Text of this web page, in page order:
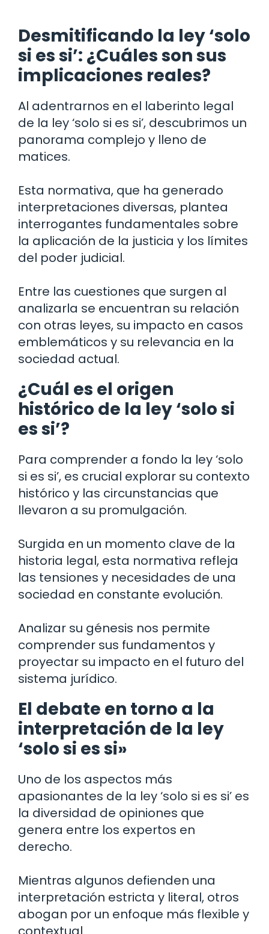
Desmitificando la ley ‘solo
si es si’: ¿Cuáles son sus
implicaciones reales?
Al adentrarnos en el laberinto legal
de la ley ‘solo si es si’, descubrimos un
panorama complejo y lleno de
matices.
Esta normativa, que ha generado
interpretaciones diversas, plantea
interrogantes fundamentales sobre
la aplicación de la justicia y los límites
del poder judicial.
Entre las cuestiones que surgen al
analizarla se encuentran su relación
con otras leyes, su impacto en casos
emblemáticos y su relevancia en la
sociedad actual.
¿Cuál es el origen
histórico de la ley ‘solo si
es si’?
Para comprender a fondo la ley ‘solo
si es si’, es crucial explorar su contexto
histórico y las circunstancias que
llevaron a su promulgación.
Surgida en un momento clave de la
historia legal, esta normativa refleja
las tensiones y necesidades de una
sociedad en constante evolución.
Analizar su génesis nos permite
comprender sus fundamentos y
proyectar su impacto en el futuro del
sistema jurídico.
El debate en torno a la
interpretación de la ley
‘solo si es si»
Uno de los aspectos más
apasionantes de la ley ‘solo si es si’ es
la diversidad de opiniones que
genera entre los expertos en
derecho.
Mientras algunos defienden una
interpretación estricta y literal, otros
abogan por un enfoque más flexible y